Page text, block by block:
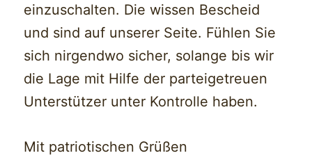
einzuschalten. Die wissen Bescheid
und sind auf unserer Seite. Fühlen Sie
sich nirgendwo sicher, solange bis wir
die Lage mit Hilfe der parteigetreuen
Unterstützer unter Kontrolle haben.
Mit patriotischen Grüßen